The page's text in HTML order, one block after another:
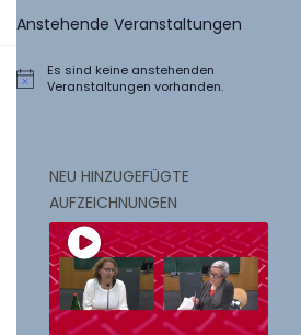
Anstehende Veranstaltungen
Hinweis
Es sind keine anstehenden
Veranstaltungen vorhanden.
NEU HINZUGEFÜGTE
AUFZEICHNUNGEN